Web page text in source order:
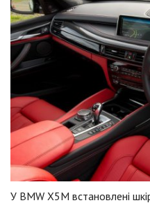
У BMW X5M встановлені